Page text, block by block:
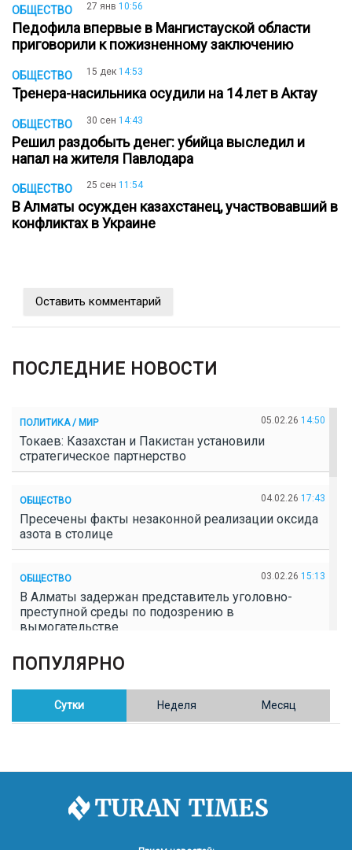
ОБЩЕСТВО 27 янв 10:56
Педофила впервые в Мангистауской области
приговорили к пожизненному заключению
ОБЩЕСТВО 15 дек 14:53
Тренера-насильника осудили на 14 лет в Актау
ОБЩЕСТВО 30 сен 14:43
Решил раздобыть денег: убийца выследил и
напал на жителя Павлодара
ОБЩЕСТВО 25 сен 11:54
В Алматы осужден казахстанец, участвовавший в
конфликтах в Украине
Оставить комментарий
ПОСЛЕДНИЕ НОВОСТИ
ПОЛИТИКА / МИР 05.02.26 14:50
Токаев: Казахстан и Пакистан установили
стратегическое партнерство
ОБЩЕСТВО 04.02.26 17:43
Пресечены факты незаконной реализации оксида
азота в столице
ОБЩЕСТВО 03.02.26 15:13
В Алматы задержан представитель уголовно-
преступной среды по подозрению в
вымогательстве
ОБЩЕСТВО
Полицейские пресекли незаконное выращивание
конопли в Таразе
Казахстан возглавил Договор о зоне, свободной от
8 тыс. жителей Степногорска получили перерасчёт
ПОПУЛЯРНО
Сутки Неделя Месяц